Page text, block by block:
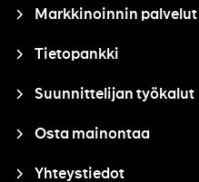
Markkinoinnin palvelut
Tietopankki
Suunnittelijan työkalut
Osta mainontaa
Yhteystiedot